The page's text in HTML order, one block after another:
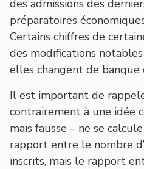
des admissions des
préparatoires
Certains chiffres de
des modifications
elles changent de banque
Il est important de
contrairement à une idée
mais fausse – ne se
rapport entre le nombre
inscrits, mais le rapport